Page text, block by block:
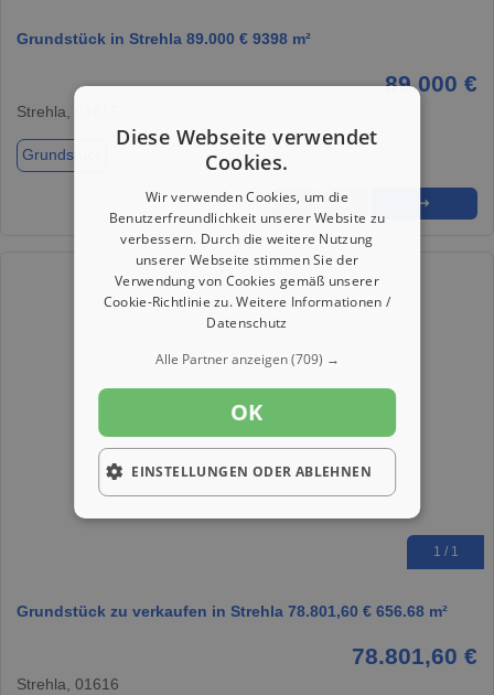
Grundstück in Strehla 89.000 € 9398 m²
89.000 €
Strehla, 01616
Grundstück
★ ➦ ➜
1 / 1
Grundstück zu verkaufen in Strehla 78.801,60 € 656.68 m²
78.801,60 €
Strehla, 01616
Diese Webseite verwendet
Cookies.
Wir verwenden Cookies, um die
Benutzerfreundlichkeit unserer Website zu
verbessern. Durch die weitere Nutzung
unserer Webseite stimmen Sie der
Verwendung von Cookies gemäß unserer
Cookie-Richtlinie zu.Weitere Informationen /
Datenschutz
Alle Partner anzeigen(709) →
OK
EINSTELLUNGEN ODER ABLEHNEN